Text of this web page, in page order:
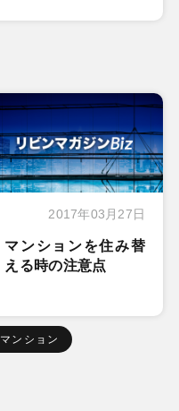
2017年03月27日
マンションを住み替
える時の注意点
マンション